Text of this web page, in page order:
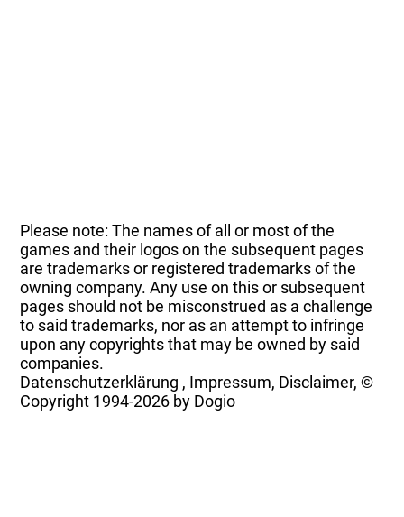
Please note: The names of all or most of the
games and their logos on the subsequent pages
are trademarks or registered trademarks of the
owning company. Any use on this or subsequent
pages should not be misconstrued as a challenge
to said trademarks, nor as an attempt to infringe
upon any copyrights that may be owned by said
companies.
Datenschutzerklärung , Impressum, Disclaimer, ©
Copyright 1994-2026 by Dogio